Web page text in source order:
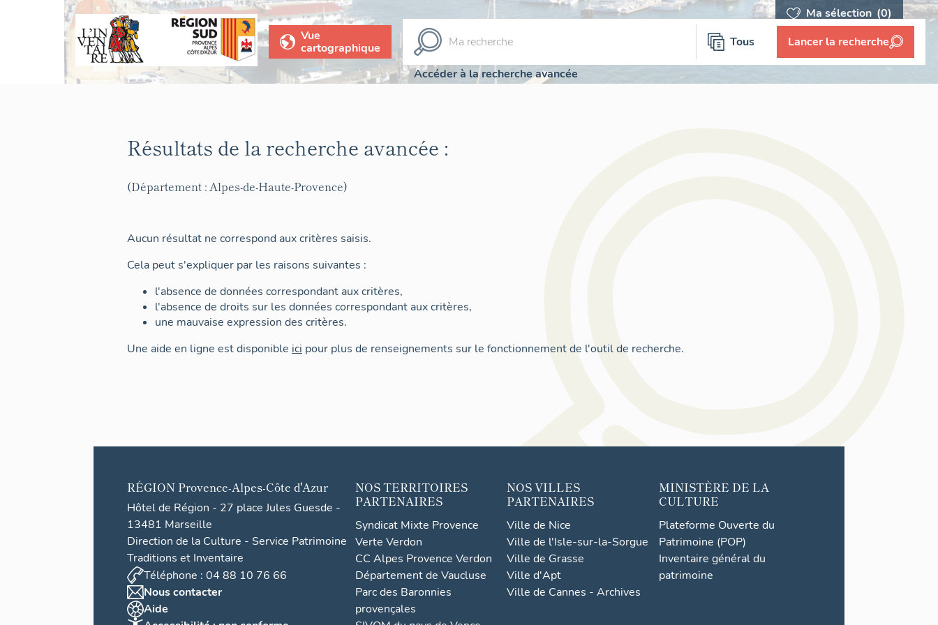
Ma sélection (0)
Vue
cartographique
Tous Lancer la recherche
Accéder à la recherche avancée
Résultats de la recherche avancée :
(Département : Alpes-de-Haute-Provence)
Aucun résultat ne correspond aux critères saisis.
Cela peut s'expliquer par les raisons suivantes :
l'absence de données correspondant aux critères,
l'absence de droits sur les données correspondant aux critères,
une mauvaise expression des critères.
Une aide en ligne est disponible ici pour plus de renseignements sur le fonctionnement de l'outil de recherche.
RÉGION Provence-Alpes-Côte d'Azur
Hôtel de Région - 27 place Jules Guesde -
13481 Marseille
Direction de la Culture - Service Patrimoine
Traditions et Inventaire
Téléphone : 04 88 10 76 66
Nous contacter
Aide
NOS TERRITOIRES
PARTENAIRES
Syndicat Mixte Provence
Verte Verdon
CC Alpes Provence Verdon
Département de Vaucluse
Parc des Baronnies
provençales
NOS VILLES
PARTENAIRES
Ville de Nice
Ville de l'Isle-sur-la-Sorgue
Ville de Grasse
Ville d'Apt
Ville de Cannes - Archives
MINISTÈRE DE LA
CULTURE
Plateforme Ouverte du
Patrimoine (POP)
Inventaire général du
patrimoine